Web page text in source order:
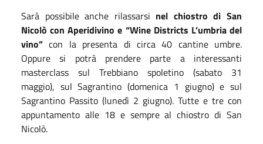
Sarà possibile anche rilassarsi nel chiostro di San
Nicolò con Aperidivino e “Wine Districts L’umbria del
vino” con la presenta di circa 40 cantine umbre.
Oppure si potrà prendere parte a interessanti
masterclass sul Trebbiano spoletino (sabato 31
maggio), sul Sagrantino (domenica 1 giugno) e sul
Sagrantino Passito (lunedì 2 giugno). Tutte e tre con
appuntamento alle 18 e sempre al chiostro di San
Nicolò.